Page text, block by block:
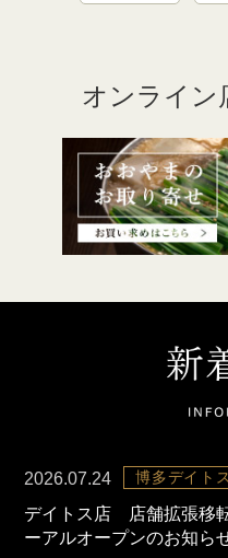
オンライン
2026.07.24 博多デイトス
デイトス店 店舗拡張移
ーアルオープンのお知ら